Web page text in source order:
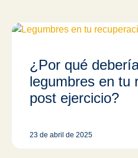
¿Por qué
legumbres en tu
post ejercicio?
23 de abril de 2025